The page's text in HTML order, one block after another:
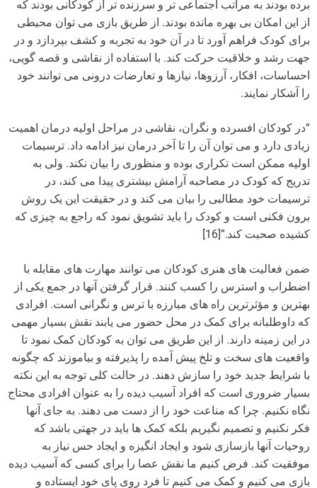
برده بودند به مراتب اجتماعی تر و سرزنده تر از کودکانی بودند که
از این امکان بی بهره مانده بودند. از طریق بازی می توان محیطی
برای کودک فراهم آورد تا در آن خود به تجربه و کشف بپردازد و در
جهت رشد و خلاقیت حرکت کند. با استفاده از نقاشی و قصه گویی،
احساسات، افکار، آرزوها، نیازها و تعارضات درونی می توانند خود
را آشکار نمایند.
“در کودکان افسرده و نگران، نقاشی در مراحل اولیه درمان اهمیت
زیادی دارد و می توان آن را تا آخر درمان نیز ادامه داد. ترسیمات
اولیه ممکن است تکراری بوده و منظوری را بیان نکند. ولی به
تدریج که کودک در مصاحبه آرامش بیشتری پیدا می کند، در
ترسیمات خود مطالبی را بیان می کند و در حقیقت این یک روش
برون فکنی است و کودک را باید تشویق نمود که راجع به چیزی که
کشیده صحبت کند.”[16]
ضمن فعالیت های هنری کودکان می توانند مهارت های مقابله با
اضطراب و استرس را کسب کنند. قرار گرفتن آنها در جمع یکی از
بهترین و مؤثرترین راه های مبارزه با ترس و نگرانی است. افرادی
که داوطلبانه برای کمک در محل حضور می یابند نقش بسیار مهمی
در این زمینه دارند. از این طریق می توان به کودکان کمک نمود تا
واقعیت های سخت و تلخ پیش آمده را پذیرفته و بیاموزند که چگونه
با شرایط جدید خود را سازش دهند. در حالت کلی توجه به این نکته
بسیار ضروری است که افراد آسیب دیده را به عنوان افرادی محتاج
نگاه نکنیم. چرا که مناعت خود را از دست می دهند. به جای آنها
فکر نکنیم و تصمیم نگیریم بلکه کمک ها باید در جهتی باشد که
روحیات آنها بازسازی شود و ایجاد انگیزه و ایجاد حس نیاز به
موفقیت کند. فرض کنیم ما نقش عصا را برای کسی که آسیب دیده
بازی می کنیم و کمک می کنیم تا فرد روی پای خود ایستاده و